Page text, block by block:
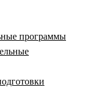
программы